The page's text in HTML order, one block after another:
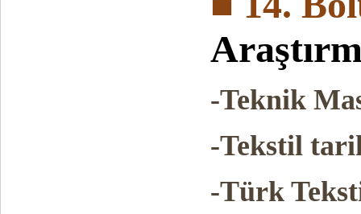
-Teknik
-Tekstil
-Türk